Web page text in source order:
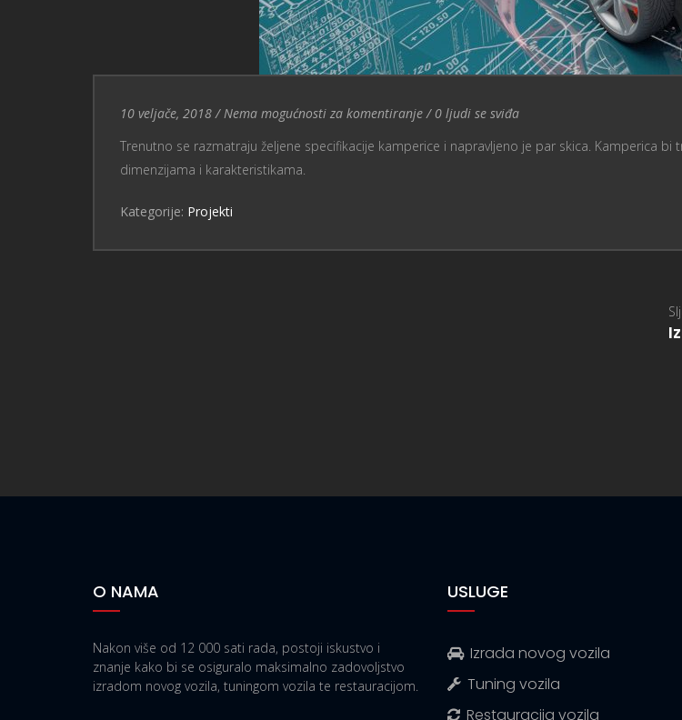
Entry Date
10 veljače, 2018 / Nema mogućnosti za komentiranje
Nema mogućnosti za komentiranje / 0 ljudi se sviđa
Trenutno se razmatraju željene specifikacije kamperice i napravljeno je par skica. Kamperica
dimenzijama i karakteristikama.
Kategorije: Projekti
O NAMA
Nakon više od 12 000 sati rada, postoji iskustvo i
znanje kako bi se osiguralo maksimalno zadovoljstvo
izradom novog vozila, tuningom vozila te restauracijom.
USLUGE
Izrada novog vozila
Tuning vozila
Restauracija vozila